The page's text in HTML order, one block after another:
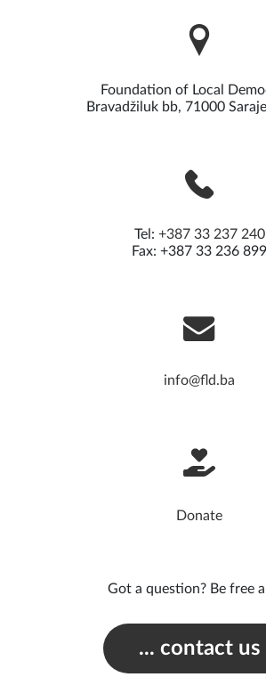
Foundation of Local
Bravadžiluk bb, 71000
Tel: +387 33 237 240
Fax: +387 33 236 899
info@fld.ba
Donate
Got a question? Be free
... contact us